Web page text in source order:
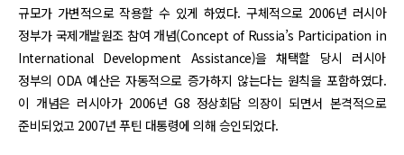
규모가 가변적으로 작용할 수 있게 하였다. 구체적으로 2006년 러시아
정부가 국제개발원조 참여 개념(Concept of Russia’s Participation in
International Development Assistance)을 채택할 당시 러시아
정부의 ODA 예산은 자동적으로 증가하지 않는다는 원칙을 포함하였다.
이 개념은 러시아가 2006년 G8 정상회담 의장이 되면서 본격적으로
준비되었고 2007년 푸틴 대통령에 의해 승인되었다.